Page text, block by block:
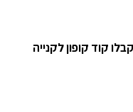
קוד קופון לקנייה